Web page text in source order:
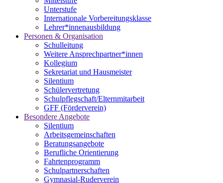
Unterstufe
Internationale Vorbereitungsklasse
Lehrer*innenausbildung
Personen & Organisation
Schulleitung
Weitere Ansprechpartner*innen
Kollegium
Sekretariat und Hausmeister
Silentium
Schülervertretung
Schulpflegschaft/Elternmitarbeit
GFF (Förderverein)
Besondere Angebote
Silentium
Arbeitsgemeinschaften
Beratungsangebote
Berufliche Orientierung
Fahrtenprogramm
Schulpartnerschaften
Gymnasial-Ruderverein